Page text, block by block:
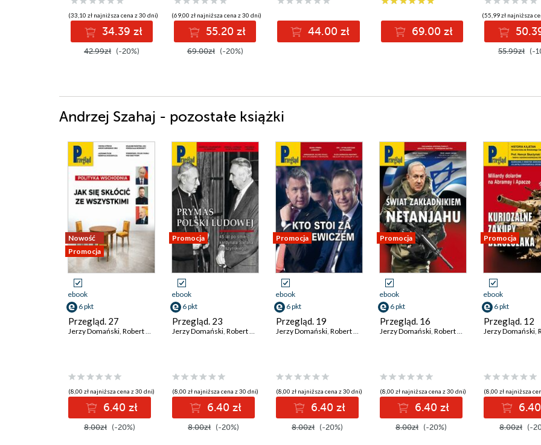
(33,10 zł najniższa cena z 30 dni)
34.39 zł
42.99zł (-20%)
(69,00 zł najniższa cena z 30 dni)
55.20 zł
69.00zł (-20%)
44.00 zł 69.00 zł
(55,99 zł najniższa
55.99zł (-
Andrzej Szahaj - pozostałe książki
Nowość
Promocja
ebook
6 pkt
Przegląd. 27
Jerzy Domański, Robert Walenciak ,Kornel Wawrzyniak,Jan Widacki,Marek Czarkowski,Wojciech Kuczok,Tomasz Jastrun, Andrzej Sikorski,
(8,00 zł najniższa cena z 30 dni)
6.40 zł
8.00zł (-20%)
Promocja
ebook
6 pkt
Przegląd. 23
Jerzy Domański, Robert Walenciak ,Kornel Wawrzyniak,Roman Kurkiewicz,Jan Widacki,Marek Czarkowski,
(8,00 zł najniższa cena z 30 dni)
6.40 zł
8.00zł (-20%)
Promocja
ebook
6 pkt
Przegląd. 19
Jerzy Domański, Robert Walenciak ,Kornel Wawrzyniak,Roman Kurkiewicz,Jan
(8,00 zł najniższa cena z 30 dni)
6.40 zł
8.00zł (-20%)
Promocja
ebook
6 pkt
Przegląd. 16
Jerzy Domański, Robert Walenciak ,Kornel
(8,00 zł najniższa cena z 30 dni)
6.40 zł
8.00zł (-20%)
Promocja
ebook
6 pkt
Przegląd. 12
Jerzy Domański,
(8,00 zł najniższa
8.00zł (-